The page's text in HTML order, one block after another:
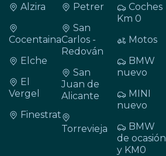
Alzira
Cocentaina
Elche
El
Vergel
Finestrat
Petrer
San
Carlos -
Redován
San
Juan de
Alicante
Torrevieja
Coches
Km 0
Motos
BMW
nuevo
MINI
nuevo
BMW
de ocasión
y KM0